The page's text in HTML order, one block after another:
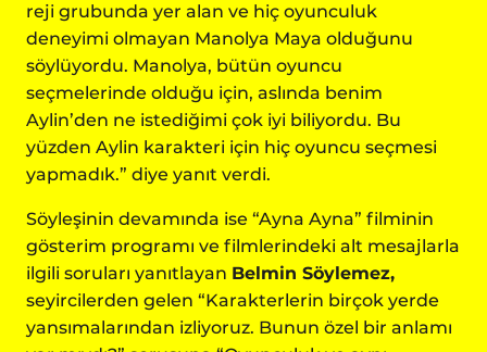
reji grubunda yer alan ve hiç oyunculuk
deneyimi olmayan Manolya Maya olduğunu
söylüyordu. Manolya, bütün oyuncu
seçmelerinde olduğu için, aslında benim
Aylin’den ne istediğimi çok iyi biliyordu. Bu
yüzden Aylin karakteri için hiç oyuncu seçmesi
yapmadık.” diye yanıt verdi.
Söyleşinin devamında ise “Ayna Ayna” filminin
gösterim programı ve filmlerindeki alt mesajlarla
ilgili soruları yanıtlayan Belmin Söylemez,
seyircilerden gelen “Karakterlerin birçok yerde
yansımalarından izliyoruz. Bunun özel bir anlamı